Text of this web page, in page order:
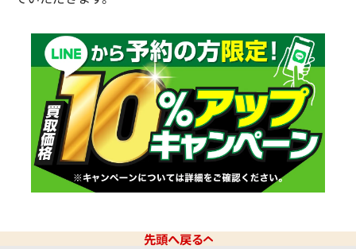
先頭へ戻る